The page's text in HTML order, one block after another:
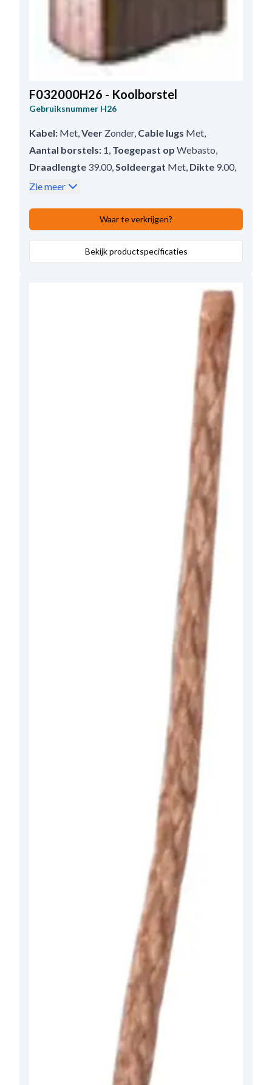
F032000H26 - Koolborstel
Gebruiksnummer H26
Kabel: Met,Veer Zonder, Cable lugs Met,
Aantal borstels: 1, Toegepast op Webasto,
Draadlengte 39.00,Soldeergat Met, Dikte 9.00,
Lengte16.80
Zie meer
Waar te verkrijgen?
Bekijk productspecificaties